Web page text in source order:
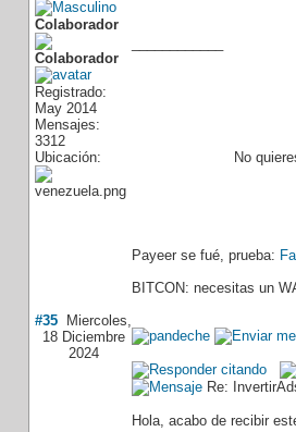
Colaborador
Registrado:
May 2014
Mensajes:
3312
Ubicación:
No
Payeer se fué, prueba:
BITCON: necesitas un
#35 Miercoles,
18 Diciembre
2024
Re:
Hola, acabo de recibir